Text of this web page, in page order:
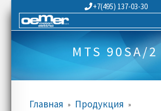
+7(495) 137-03-30
MTS 90SA/2
Главная » Продукция »